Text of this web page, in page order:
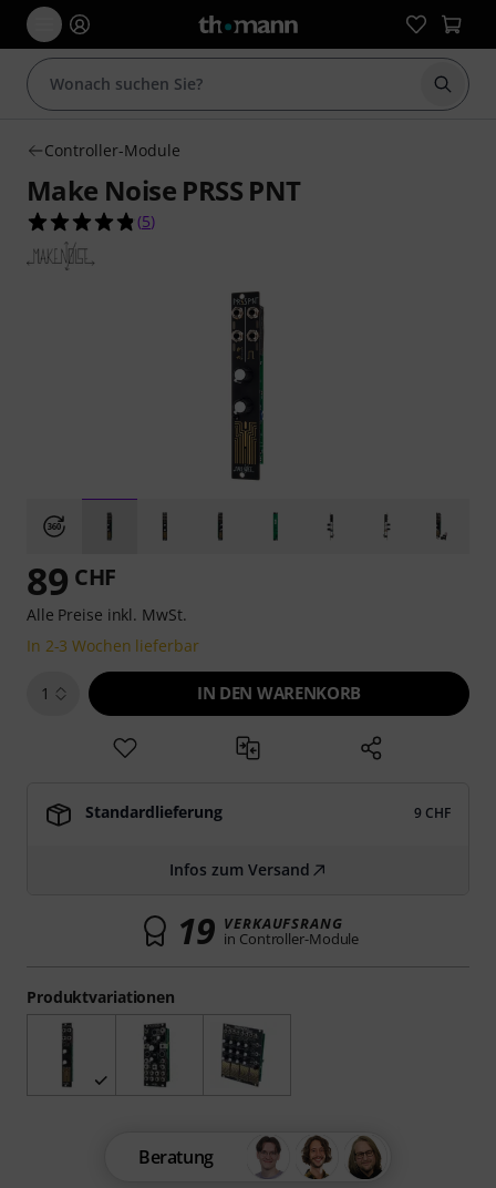
Suche
Controller-Module
Make Noise PRSS PNT
4.8 von 5 Sternen aus 5 Kundenbewertungen
(5)
Produktvariationen
89 CHF
Alle Preise inkl. MwSt.
In 2-3 Wochen lieferbar
1 IN DEN WARENKORB
Standardlieferung 9 CHF
Infos zum Versand
19 VERKAUFSRANG
in Controller-Module
Beratung